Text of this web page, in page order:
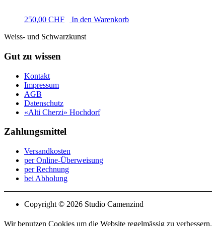
250,00 CHF
In den Warenkorb
Weiss- und Schwarzkunst
Gut zu wissen
Kontakt
Impressum
AGB
Datenschutz
«Alti Cherzi» Hochdorf
Zahlungsmittel
Versandkosten
per Online-Überweisung
per Rechnung
bei Abholung
Copyright © 2026 Studio Camenzind
Wir benutzen Cookies um die Website regelmässig zu verbessern.